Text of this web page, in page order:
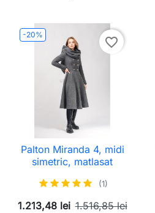
-20%
favorite_border
Palton Miranda 4, midi
simetric, matlasat
(1)
1.213,48 lei 1.516,85 lei